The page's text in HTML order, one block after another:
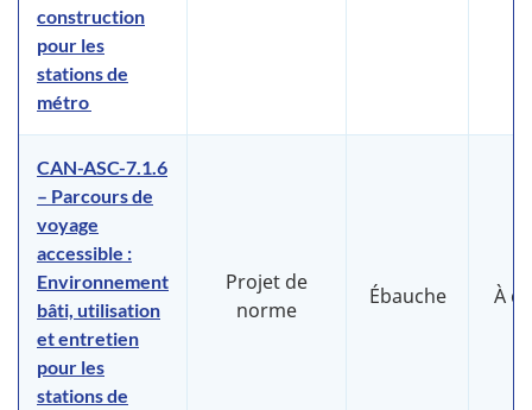
construction
pour les
stations de
métro
CAN-ASC-7.1.6
– Parcours de
voyage
accessible :
Environnement
bâti, utilisation
et entretien
pour les
stations de
Projet de
norme
Ébauche À